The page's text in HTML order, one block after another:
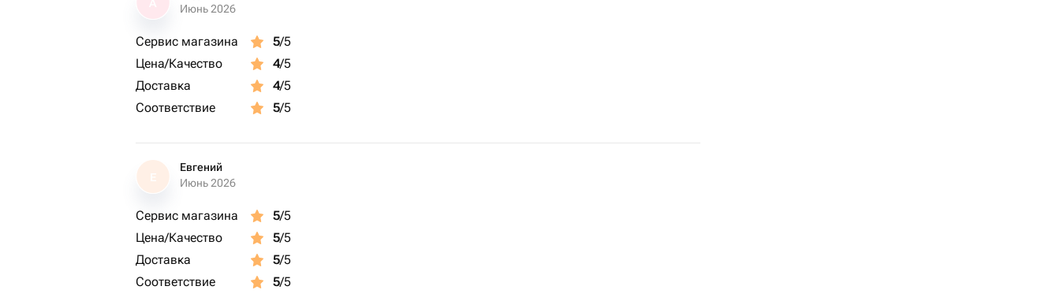
Июнь 2026
Сервис магазина 5/5
Цена/Качество
4/5
Доставка
4/5
Соответствие
5/5
Е
Евгений
Июнь 2026
Сервис магазина 5/5
Цена/Качество
5/5
Доставка
5/5
Соответствие
5/5